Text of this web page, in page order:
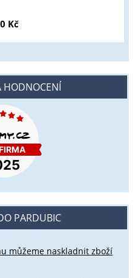
Kč
HODNOCENÍ
PARDUBIC
můžeme naskladnit zboží